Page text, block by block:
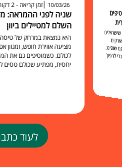
שופינג.
להפוך
10/03/26 זמן קריאה - 2 דקות
שניה לפני ההמראה:
השלם למטיילים ביוון
היא נמצאת במרחק של
מציעה אווירת חופש, ומגוון
לכולם. כשמוסיפים גם את
יחסית, מפתיע שכולם טסים
לעוד